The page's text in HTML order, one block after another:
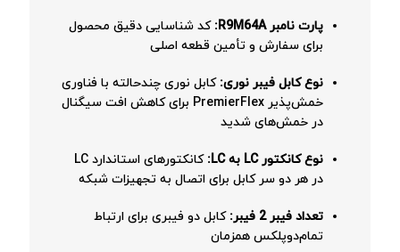
پارت نامبر R9M64A:
کد شناسایی دقیق محصول
برای سفارش و تأمین قطعه اصلی
نوع کابل فیبر نوری: کابل نوری چندحالته با فناوری
خمش‌پذیر PremierFlex برای کاهش افت سیگنال
در خمش‌های شدید
نوع کانکتور LC به LC:
کانکتورهای استاندارد LC
در هر دو سر کابل برای اتصال به تجهیزات شبکه
تعداد فیبر 2 فیبر:
کابل دو فیبری برای ارتباط
تمام‌دوپلکس همزمان